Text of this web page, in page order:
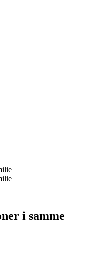
i samme